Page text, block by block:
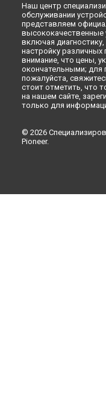
Наш центр
обслуживании
представляем
высококачественные
включая
настройку
внимание, что цены,
окончательными; для
пожалуйста,
стоит отметить, что
на нашем сайте,
только для
© 2026
Pioneer.